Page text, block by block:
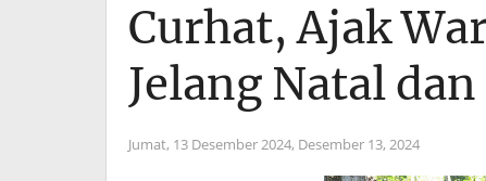
Curhat, Ajak
Jelang Natal
Jumat, 13 Desember 2024, Desember 13, 2024